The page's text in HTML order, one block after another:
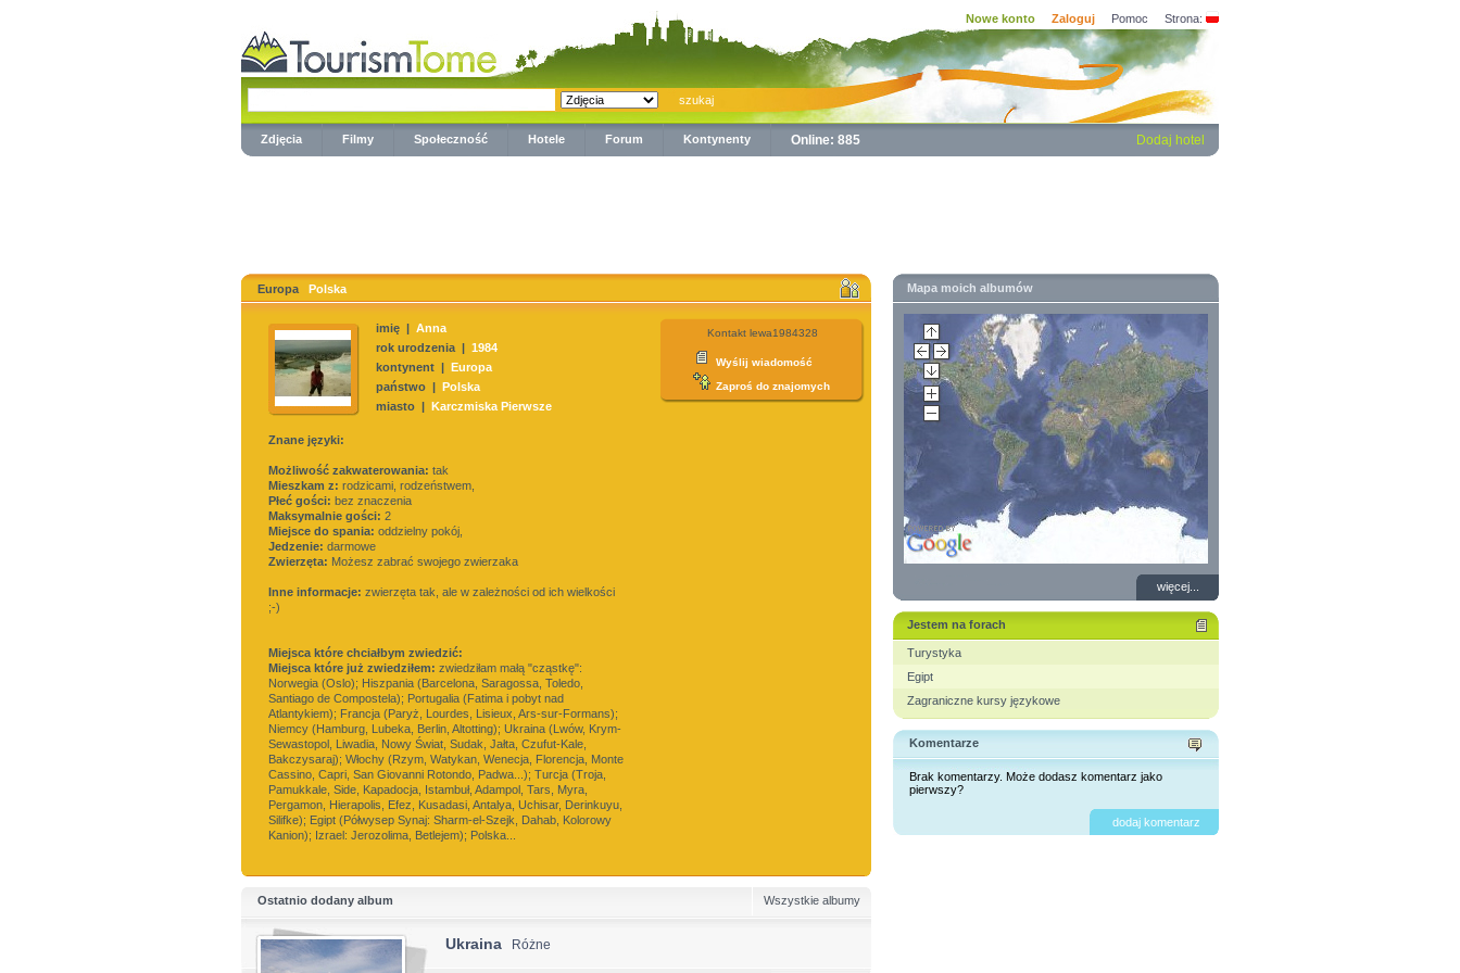
Nowe konto Zaloguj Pomoc Strona:
Zdjęcia Filmy Społeczność Hotele Forum Kontynenty Online: 885 Dodaj hotel
Europa Polska
Kontakt lewa1984328
Wyślij wiadomość
Zaproś do znajomych
imię | Anna
rok urodzenia | 1984
kontynent | Europa
państwo | Polska
miasto | Karczmiska Pierwsze
Znane języki:
Możliwość zakwaterowania: tak
Mieszkam z: rodzicami, rodzeństwem,
Płeć gości: bez znaczenia
Maksymalnie gości: 2
Miejsce do spania: oddzielny pokój,
Jedzenie: darmowe
Zwierzęta: Możesz zabrać swojego zwierzaka
Inne informacje: zwierzęta tak, ale w zależności od ich wielkości
;-)
Miejsca które chciałbym zwiedzić:
Miejsca które już zwiedziłem: zwiedziłam małą "cząstkę":
Norwegia (Oslo); Hiszpania (Barcelona, Saragossa, Toledo,
Santiago de Compostela); Portugalia (Fatima i pobyt nad
Atlantykiem); Francja (Paryż, Lourdes, Lisieux, Ars-sur-Formans);
Niemcy (Hamburg, Lubeka, Berlin, Altotting); Ukraina (Lwów, Krym-
Sewastopol, Liwadia, Nowy Świat, Sudak, Jałta, Czufut-Kale,
Bakczysaraj); Włochy (Rzym, Watykan, Wenecja, Florencja, Monte
Cassino, Capri, San Giovanni Rotondo, Padwa...); Turcja (Troja,
Pamukkale, Side, Kapadocja, Istambuł, Adampol, Tars, Myra,
Pergamon, Hierapolis, Efez, Kusadasi, Antalya, Uchisar, Derinkuyu,
Silifke); Egipt (Półwysep Synaj: Sharm-el-Szejk, Dahab, Kolorowy
Kanion); Izrael: Jerozolima, Betlejem); Polska...
Ostatnio dodany album Wszystkie albumy
Ukraina Różne
Mapa moich albumów
więcej...
Jestem na forach
Turystyka
Egipt
Zagraniczne kursy językowe
Komentarze
Brak komentarzy. Może dodasz komentarz jako
pierwszy?
dodaj komentarz